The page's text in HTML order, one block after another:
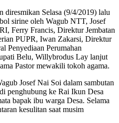
diresmikan Selasa (9/4/2019) lalu
sirine oleh Wagub NTT, Josef
Ferry Francis, Direktur Jembatan
PUPR, Iwan Zakarsi, Direktur
Penyediaan Perumahan
Belu, Willybrodus Lay lanjut
Pastor mewakili tokoh agama.
Josef Nai Soi dalam sambutan
penghubung ke Rai Ikun Desa
bapak ibu warga Desa. Selama
kesulitan saat musim